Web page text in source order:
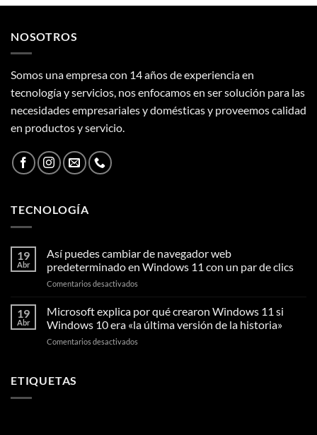
era:
es:
NOSOTROS
Somos una empresa con 14 años de experiencia en
tecnología y servicios, nos enfocamos en ser solución para las
necesidades empresariales y domésticas y proveemos calidad
en productos y servicio.
TECNOLOGÍA
19
Abr
Así puedes cambiar de navegador web
predeterminado en Windows 11 con un par de clics
Comentarios desactivados
cambiar
de
navegador
19
Abr
Microsoft explica por qué crearon Windows 11 si
Windows 10 era «la última versión de la historia»
Comentarios desactivados
ETIQUETAS